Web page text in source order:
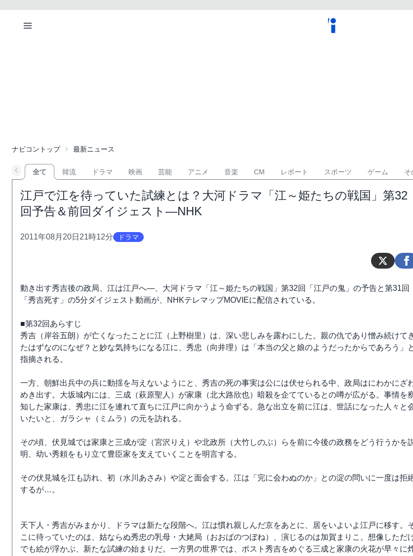
ナビコントップ 最新ニュース
全て 韓流 ドラマ 映画 芸能 アニメ 音楽 CM レポート スポーツ ゲーム そ
江戸で江を待っていた試練とは？大河ドラマ「江～姫たちの戦国」第32
回予告＆前回ダイジェスト―NHK
2011年08月20日21時12分 ドラマ
動き出す秀吉後の政局、江は江戸へ―、大河ドラマ「江～姫たちの戦国」第32回「江戸の鬼」の予告と第31回
「秀吉死す」の5分ダイジェスト動画が、NHKテレマップMOVIEに配信されている。
■第32回あらすじ
秀吉（岸谷五朗）が亡くなったことに江（上野樹里）は、深い悲しみを露わにした。親の仇であり憎み続けて
たはずなのになぜ？と妙な気持ちになる江に、秀忠（向井理）は「本当の父と娘のようだったからであろう」
指摘される。
一方、朝鮮出兵中の兵に動揺を与えないようにと、秀吉の死の事実は公には伏せられる中、政局はにわかにざ
めき出す。大坂城内には、三成（萩原聖人）が家康（北大路欣也）暗殺を企てているとの噂が広がる。事情を
知した家康は、秀忠に江を連れて直ちに江戸に向かうよう命ずる。急な出立を前に江は、世話になった人々と
いたいと、ガラシャ（ミムラ）の元を訪れる。
その頃、伏見城では家康と三成が淀（宮沢りえ）や北政所（大竹しのぶ）らを前に今後の政務をどう行うかを
明、幼い秀頼をもり立て豊臣家を支えていくことを明言する。
その伏見城を江も訪れ、初（水川あさみ）や淀と面会する。江は「完に会わぬのか」との淀の問いに一度は拒
するが…。
天下人・秀吉がみまかり、ドラマは新たな段階へ。江は慣れ親しんだ京をあとに、居をいよいよ江戸に移す。
こに待っていたのは、姑ならぬ秀忠の乳母・大姥局（おおばのつぼね）、演じるのは加賀まりこ。想像しただ
でも絵が浮かぶ、新たな試練の始まりだ。一方男の世界では、ポスト秀吉をめぐる三成と家康の火花が早々に